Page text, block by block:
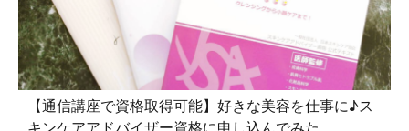
【通信講座で資格取得可能】好きな美容を仕事に♪ス